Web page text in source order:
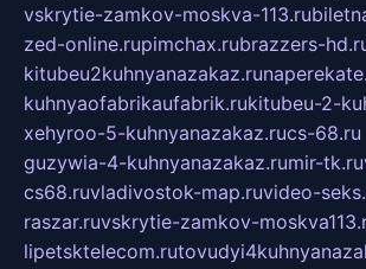
vskrytie-zamkov-moskva-113.ru
zed-online.rupimchax.rubrazzers-
kitubeu2kuhnyanazakaz.ru
kuhnyaofabrikaufabrik.rukitubeu-2-
xehyroo-5-kuhnyanazakaz.rucs-68.ru
guzywia-4-kuhnyanazakaz.rumir-tk.ru
cs68.ruvladivostok-map.ruvideo-
raszar.ruvskrytie-zamkov-
lipetsktelecom.ru